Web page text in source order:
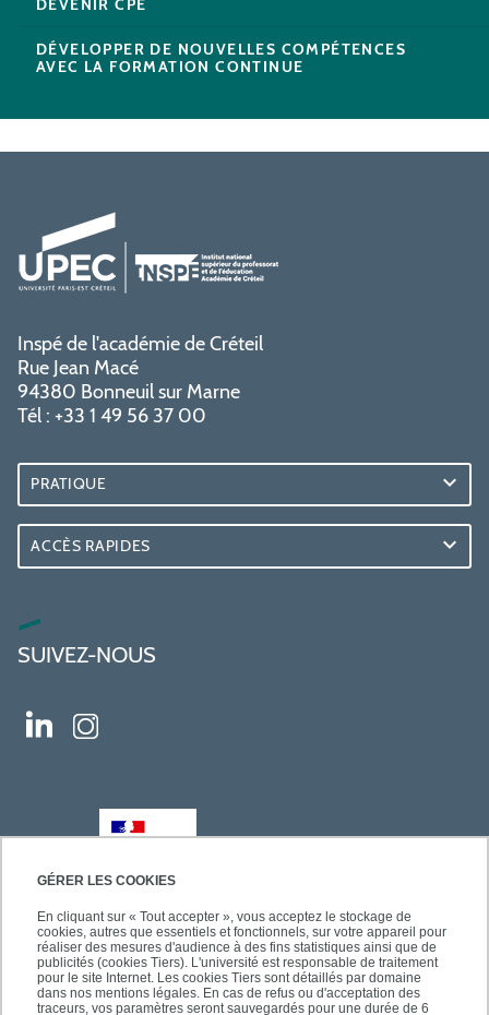
GÉRER LES COOKIES
En cliquant sur « Tout accepter », vous acceptez le stockage de
cookies, autres que essentiels et fonctionnels, sur votre appareil pour
réaliser des mesures d'audience à des fins statistiques ainsi que de
publicités (cookies Tiers). L'université est responsable de traitement
pour le site Internet. Les cookies Tiers sont détaillés par domaine
dans nos mentions légales. En cas de refus ou d'acceptation des
traceurs, vos paramètres seront sauvegardés pour une durée de 6
DÉVELOPPER DE NOUVELLES COMPÉTENCES
AVEC LA FORMATION CONTINUE
Inspé de l'académie de Créteil
Rue Jean Macé
94380 Bonneuil sur Marne
Tél : +33 1 49 56 37 00
PRATIQUE
ACCÈS RAPIDES
SUIVEZ-NOUS